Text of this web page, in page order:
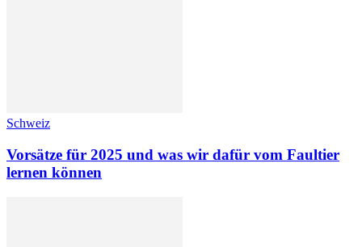
Schweiz
Vorsätze für 2025 und was wir dafür vom Faultier
lernen können